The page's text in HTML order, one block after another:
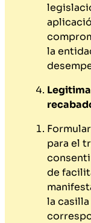
la
para el
de
la